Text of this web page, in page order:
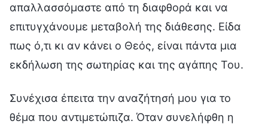
απαλλασσόμαστε από τη διαφθορά και να
επιτυγχάνουμε μεταβολή της διάθεσης. Είδα
πως ό,τι κι αν κάνει ο Θεός, είναι πάντα μια
εκδήλωση της σωτηρίας και της αγάπης Του.
Συνέχισα έπειτα την αναζήτησή μου για το
θέμα που αντιμετώπιζα. Όταν συνελήφθη η